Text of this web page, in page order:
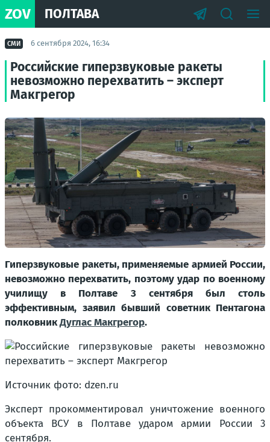
ZOV ПОЛТАВА
СМИ 6 сентября 2024, 16:34
Российские гиперзвуковые ракеты
невозможно перехватить – эксперт
Макгрегор
Гиперзвуковые ракеты, применяемые армией России,
невозможно перехватить, поэтому удар по военному
училищу в Полтаве 3 сентября был столь
эффективным, заявил бывший советник Пентагона
полковникДуглас Макгрегор.
Источник фото: dzen.ru
Эксперт прокомментировал уничтожение военного
объекта ВСУ в Полтаве ударом армии России 3
сентября.